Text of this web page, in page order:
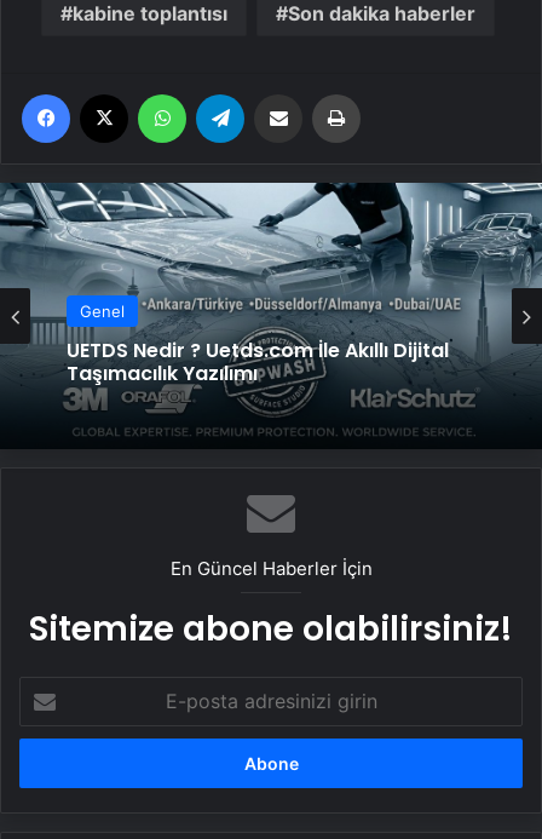
kabine toplantısı Son dakika haberler
Facebook WhatsApp Email'den paylaş
Genel
UETDS Nedir ? Uetds.com İle Akıllı Dijital
Genel
Yeni Dünya Düzensizliği Çağında Türk Dış
Politikası ve Hakan Fidan Faktörü
En Güncel Haberler İçin
Sitemize abone olabilirsiniz!
posta
adresinizi